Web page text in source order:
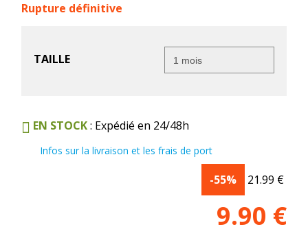
Rupture définitive
TAILLE
EN STOCK: Expédié en 24/48h
Infos sur la livraison et les frais de port
-55% 21.99 €
9.90 €